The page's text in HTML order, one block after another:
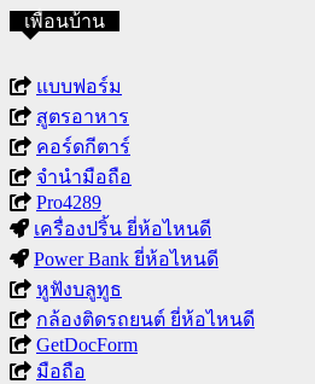
เพื่อนบ้าน
แบบฟอร์ม
สูตรอาหาร
คอร์ดกีตาร์
จำนำมือถือ
Pro4289
เครื่องปริ้น ยี่ห้อไหนดี
Power Bank ยี่ห้อไหนดี
หูฟังบลูทูธ
กล้องติดรถยนต์ ยี่ห้อไหนดี
GetDocForm
มือถือ